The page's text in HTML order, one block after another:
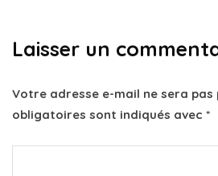
Laisser un
Votre adresse e-mail ne sera pas
obligatoires sont indiqués avec *